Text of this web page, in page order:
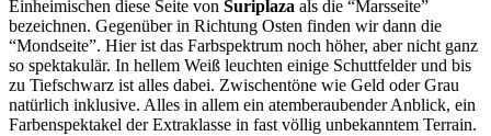
Einheimischen diese Seite von Suriplaza als die “Marsseite”
bezeichnen. Gegenüber in Richtung Osten finden wir dann die
“Mondseite”. Hier ist das Farbspektrum noch höher, aber nicht ganz
so spektakulär. In hellem Weiß leuchten einige Schuttfelder und bis
zu Tiefschwarz ist alles dabei. Zwischentöne wie Geld oder Grau
natürlich inklusive. Alles in allem ein atemberaubender Anblick, ein
Farbenspektakel der Extraklasse in fast völlig unbekanntem Terrain.